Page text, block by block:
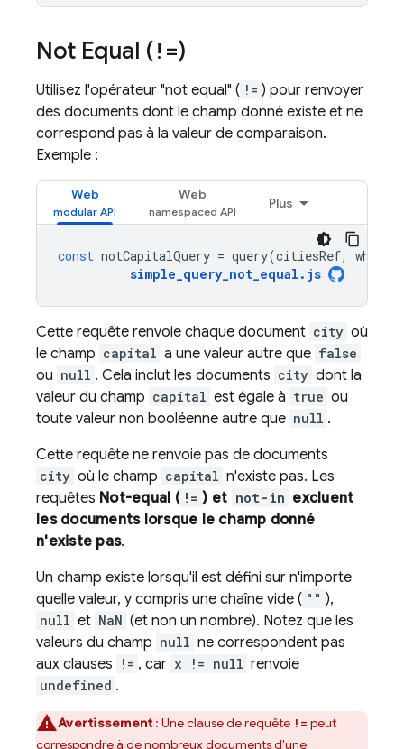
Not Equal (!=)
Utilisez l'opérateur "not equal" ( != ) pour renvoyer
des documents dont le champ donné existe et ne
correspond pas à la valeur de comparaison.
Exemple :
Web Web
Plus
const notCapitalQuery = query(citiesRef, where
simple_query_not_equal . js
Cette requête renvoie chaque document city où
le champ capital a une valeur autre que false
ou null . Cela inclut les documents city dont la
valeur du champ capital est égale à true ou
toute valeur non booléenne autre que null .
Cette requête ne renvoie pas de documents
city où le champ capital n'existe pas. Les
requêtes Not-equal ( != ) et not-in excluent
les documents lorsque le champ donné
n'existe pas.
Un champ existe lorsqu'il est défini sur n'importe
quelle valeur, y compris une chaîne vide ( "" ),
null et NaN (et non un nombre). Notez que les
valeurs du champ null ne correspondent pas
aux clauses
!= , car x != null renvoie
undefined .
Avertissement: Une clause de requête != peut
correspondre à de nombreux documents d'une